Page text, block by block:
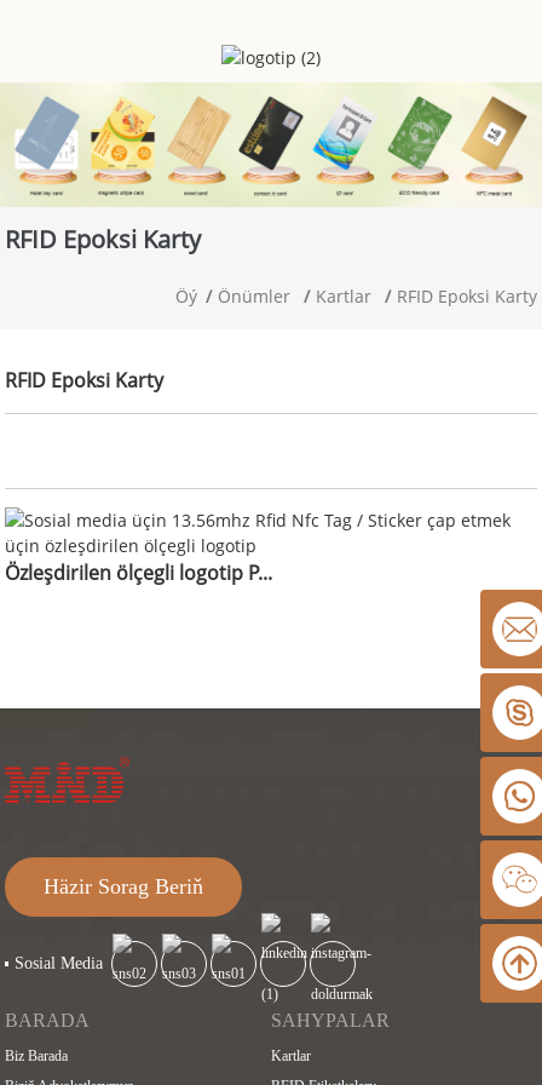
RFID Epoksi Karty
Öý Önümler Kartlar RFID Epoksi Karty
RFID Epoksi Karty
Özleşdirilen ölçegli logotip P...
Häzir Sorag Beriň
Sosial Media
BARADA
Biz Barada
SAHYPALAR
Kartlar